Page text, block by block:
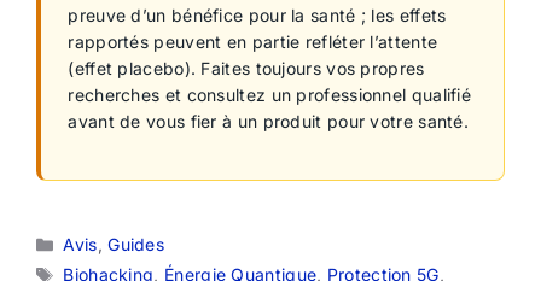
preuve d’un bénéfice pour la santé ; les effets
rapportés peuvent en partie refléter l’attente
(effet placebo). Faites toujours vos propres
recherches et consultez un professionnel qualifié
avant de vous fier à un produit pour votre santé.
Catégories
Avis,Guides
Étiquettes
Biohacking, Énergie Quantique, Protection 5G,